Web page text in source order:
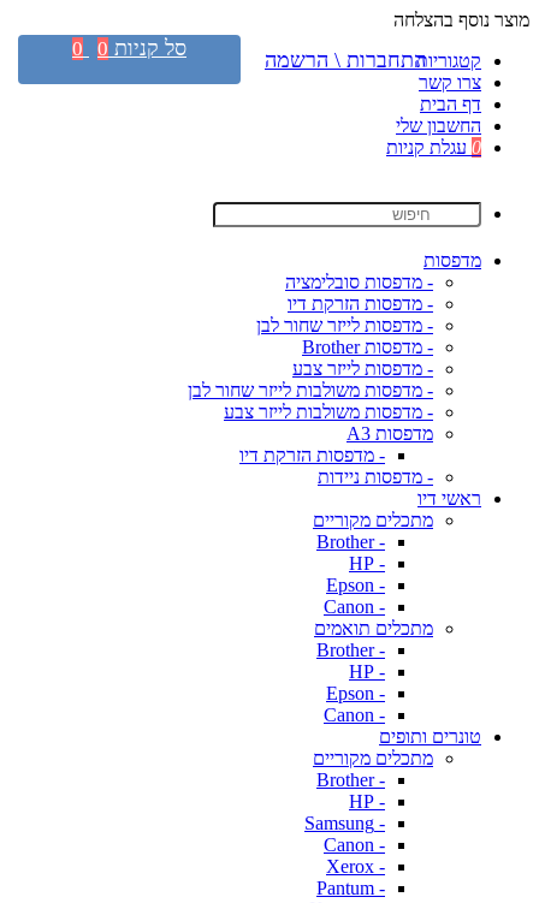
מוצר נוסף בהצלחה
קטגוריות
צרו קשר
דף הבית
החשבון שלי
0 עגלת קניות
מדפסות
- מדפסות סובלימציה
- מדפסות הזרקת דיו
- מדפסות לייזר שחור לבן
- מדפסות Brother
- מדפסות לייזר צבע
- מדפסות משולבות לייזר שחור לבן
- מדפסות משולבות לייזר צבע
מדפסות A3
- מדפסות הזרקת דיו
- מדפסות ניידות
ראשי דיו
מתכלים מקוריים
- Brother
- HP
- Epson
- Canon
מתכלים תואמים
- Brother
- HP
- Epson
- Canon
טונרים ותופים
מתכלים מקוריים
- Brother
- HP
- Samsung
- Canon
- Xerox
- Pantum
התחברות \ הרשמה סל קניות 0
0